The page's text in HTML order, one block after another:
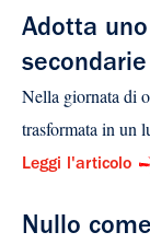
Adotta
Nella giornata di
trasformata in un
Leggi l'articolo
Nullo